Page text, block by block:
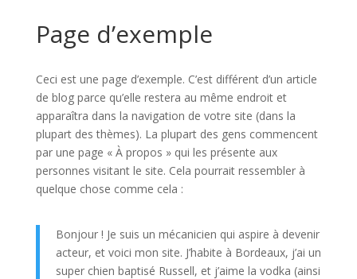
Page d’exemple
Ceci est une page d’exemple. C’est différent d’un article
de blog parce qu’elle restera au même endroit et
apparaîtra dans la navigation de votre site (dans la
plupart des thèmes). La plupart des gens commencent
par une page « À propos » qui les présente aux
personnes visitant le site. Cela pourrait ressembler à
quelque chose comme cela :
Bonjour ! Je suis un mécanicien qui aspire à devenir
acteur, et voici mon site. J’habite à Bordeaux, j’ai un
super chien baptisé Russell, et j’aime la vodka (ainsi